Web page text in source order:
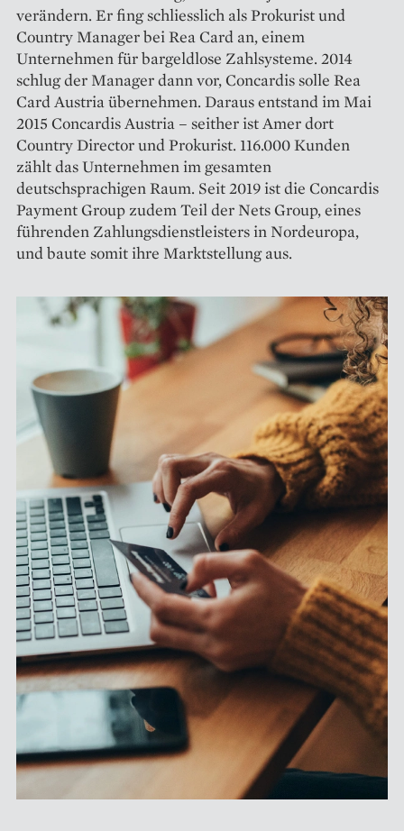
verändern. Er fing schliesslich als Prokurist und
Country Manager bei Rea Card an, einem
Unternehmen für bargeldlose Zahlsysteme. 2014
schlug der Manager dann vor, Concardis solle Rea
Card Austria übernehmen. Daraus entstand im Mai
2015 Concardis Austria – seither ist Amer dort
Country Director und Prokurist. 116.000 Kunden
zählt das Unternehmen im gesamten
deutschsprachigen Raum. Seit 2019 ist die Concardis
Payment Group zudem Teil der Nets Group, eines
führenden Zahlungsdienstleisters in Nordeuropa,
und baute somit ihre Marktstellung aus.